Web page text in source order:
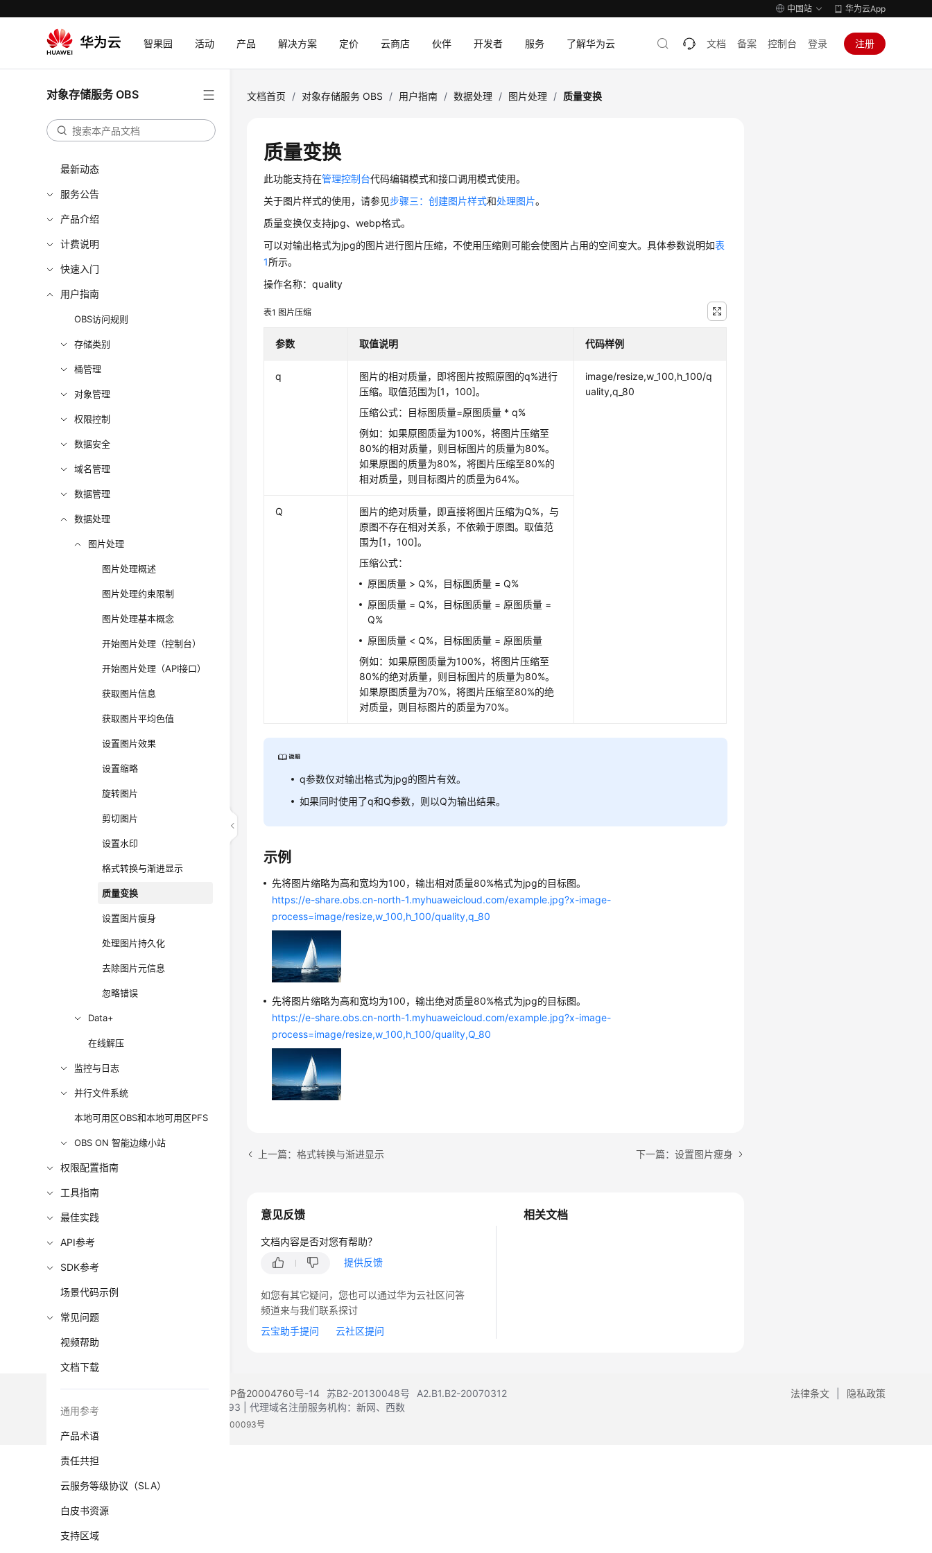
中国站 华为云App
智果园 活动 产品 解决方案 定价 云商店 伙伴 开发者 服务 了解华为云 文档 备案 控制台 登录 注册
对象存储服务 OBS
最新动态
服务公告
产品介绍
计费说明
快速入门
用户指南
OBS访问规则
存储类别
桶管理
对象管理
权限控制
数据安全
域名管理
数据管理
数据处理
图片处理
图片处理概述
图片处理约束限制
图片处理基本概念
开始图片处理（控制台）
开始图片处理（API接口）
获取图片信息
获取图片平均色值
设置图片效果
设置缩略
旋转图片
剪切图片
设置水印
格式转换与渐进显示
质量变换
设置图片瘦身
处理图片持久化
去除图片元信息
忽略错误
Data+
在线解压
监控与日志
并行文件系统
本地可用区OBS和本地可用区PFS
OBS ON 智能边缘小站
权限配置指南
工具指南
最佳实践
API参考
SDK参考
场景代码示例
常见问题
视频帮助
文档下载
通用参考
产品术语
责任共担
云服务等级协议（SLA）
白皮书资源
支持区域
文档首页 / 对象存储服务 OBS / 用户指南 / 数据处理 / 图片处理 / 质量变换
质量变换
此功能支持在管理控制台代码编辑模式和接口调用模式使用。
关于图片样式的使用，请参见步骤三：创建图片样式和处理图片。
质量变换仅支持jpg、webp格式。
可以对输出格式为jpg的图片进行图片压缩，不使用压缩则可能会使图片占用的空间变大。具体参数说明如表
1所示。
操作名称：quality
表1 图片压缩
参数 取值说明 代码样例
q
图片的相对质量，即将图片按照原图的q%进行
压缩。取值范围为[1，100]。
压缩公式：目标图质量=原图质量 * q%
例如：如果原图质量为100%，将图片压缩至
80%的相对质量，则目标图片的质量为80%。
如果原图的质量为80%，将图片压缩至80%的
相对质量，则目标图片的质量为64%。
image/resize,w_100,h_100/q
uality,q_80
Q
图片的绝对质量，即直接将图片压缩为Q%，与
原图不存在相对关系，不依赖于原图。取值范
围为[1，100]。
压缩公式：
原图质量 > Q%，目标图质量 = Q%
原图质量 = Q%，目标图质量 = 原图质量 =
Q%
原图质量 < Q%，目标图质量 = 原图质量
例如：如果原图质量为100%，将图片压缩至
80%的绝对质量，则目标图片的质量为80%。
如果原图质量为70%，将图片压缩至80%的绝
对质量，则目标图片的质量为70%。
q参数仅对输出格式为jpg的图片有效。
如果同时使用了q和Q参数，则以Q为输出结果。
示例
先将图片缩略为高和宽均为100，输出相对质量80%格式为jpg的目标图。
https://e-share.obs.cn-north-1.myhuaweicloud.com/example.jpg?x-image-
process=image/resize,w_100,h_100/quality,q_80
先将图片缩略为高和宽均为100，输出绝对质量80%格式为jpg的目标图。
https://e-share.obs.cn-north-1.myhuaweicloud.com/example.jpg?x-image-
process=image/resize,w_100,h_100/quality,Q_80
上一篇：格式转换与渐进显示 下一篇：设置图片瘦身
相关文档
意见反馈
文档内容是否对您有帮助？
提供反馈
如您有其它疑问，您也可以通过华为云社区问答
频道来与我们联系探讨
云宝助手提问
云社区提问
法律条文 隐私政策
©2026 Huaweicloud.com 版权所有 黔ICP备20004760号-14 苏B2-20130048号
A2.B1.B2-20070312
增值电信业务经营许可证：B1.B2-20200593 | 代理域名注册服务机构：新网、西数
贵公网安备 52990002000093号